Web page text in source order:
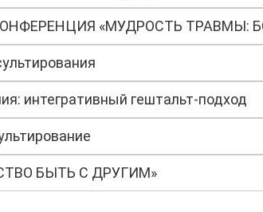
интегративный гештальт-подход
БЫТЬ С ДРУГИМ»